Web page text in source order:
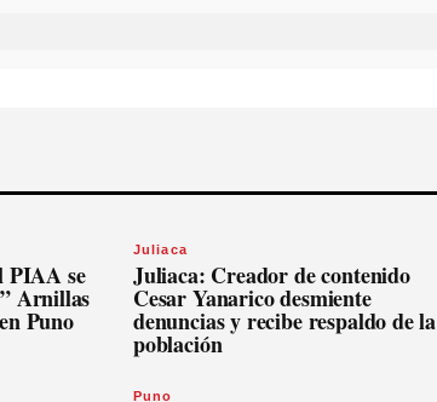
PIAA se
Arnillas
Puno
Juliaca
Juliaca: Creador de contenido
Cesar Yanarico desmiente
denuncias y recibe respaldo de la
población
Puno